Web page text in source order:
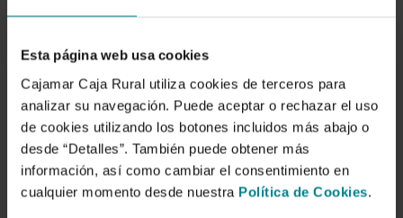
Esta página web usa cookies
Cajamar Caja Rural utiliza cookies de terceros para
analizar su navegación. Puede aceptar o rechazar el uso
de cookies utilizando los botones incluidos más abajo o
desde “Detalles”. También puede obtener más
información, así como cambiar el consentimiento en
cualquier momento desde nuestra Política de Cookies.
Descargar